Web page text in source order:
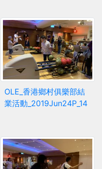
OLE_香港鄉村俱樂部結
業活動_2019Jun24P_14